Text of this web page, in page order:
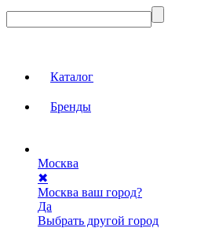
Каталог
Бренды
Москва
✖
Москва ваш город?
Да
Выбрать другой город